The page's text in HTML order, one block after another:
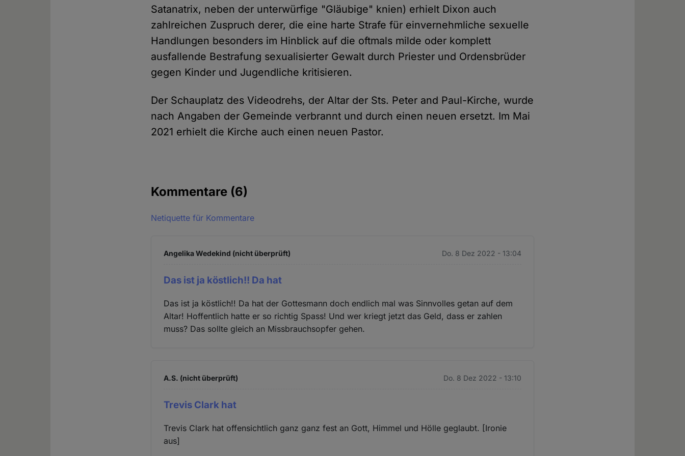
Satanatrix, neben der unterwürfige "Gläubige" knien) erhielt Dixon auch
zahlreichen Zuspruch derer, die eine harte Strafe für einvernehmliche sexuelle
Handlungen besonders im Hinblick auf die oftmals milde oder komplett
ausfallende Bestrafung sexualisierter Gewalt durch Priester und Ordensbrüder
gegen Kinder und Jugendliche kritisieren.
Der Schauplatz des Videodrehs, der Altar der Sts. Peter and Paul-Kirche, wurde
nach Angaben der Gemeinde verbrannt und durch einen neuen ersetzt. Im Mai
2021 erhielt die Kirche auch einen neuen Pastor.
Kommentare (6)
Netiquette für Kommentare
Angelika Wedekind (nicht überprüft) Do. 8 Dez 2022 - 13:04
Das ist ja köstlich!! Da hat
Das ist ja köstlich!! Da hat der Gottesmann doch endlich mal was Sinnvolles getan auf dem
Altar! Hoffentlich hatte er so richtig Spass! Und wer kriegt jetzt das Geld, dass er zahlen
muss? Das sollte gleich an Missbrauchsopfer gehen.
A.S. (nicht überprüft) Do. 8 Dez 2022 - 13:10
Trevis Clark hat
Trevis Clark hat offensichtlich ganz ganz fest an Gott, Himmel und Hölle geglaubt. [Ironie
aus]